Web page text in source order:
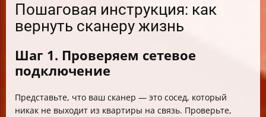
Пошаговая инструкция: как
вернуть сканеру жизнь
Шаг 1. Проверяем сетевое
подключение
Представьте, что ваш сканер — это сосед, который
никак не выходит из квартиры на связь. Проверьте,